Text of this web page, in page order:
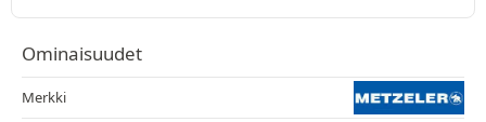
Ominaisuudet
Merkki